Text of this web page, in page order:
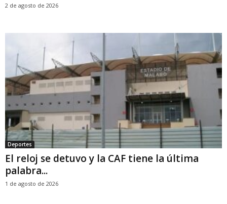
2 de agosto de 2026
Deportes
El reloj se detuvo y la CAF tiene la última
palabra...
1 de agosto de 2026